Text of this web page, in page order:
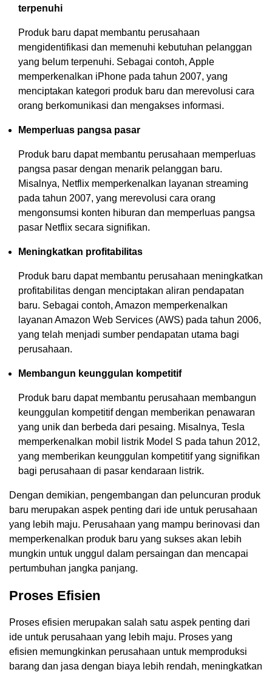
terpenuhi
Produk baru dapat membantu perusahaan
mengidentifikasi dan memenuhi kebutuhan pelanggan
yang belum terpenuhi. Sebagai contoh, Apple
memperkenalkan iPhone pada tahun 2007, yang
menciptakan kategori produk baru dan merevolusi cara
orang berkomunikasi dan mengakses informasi.
Memperluas pangsa pasar
Produk baru dapat membantu perusahaan memperluas
pangsa pasar dengan menarik pelanggan baru.
Misalnya, Netflix memperkenalkan layanan streaming
pada tahun 2007, yang merevolusi cara orang
mengonsumsi konten hiburan dan memperluas pangsa
pasar Netflix secara signifikan.
Meningkatkan profitabilitas
Produk baru dapat membantu perusahaan meningkatkan
profitabilitas dengan menciptakan aliran pendapatan
baru. Sebagai contoh, Amazon memperkenalkan
layanan Amazon Web Services (AWS) pada tahun 2006,
yang telah menjadi sumber pendapatan utama bagi
perusahaan.
Membangun keunggulan kompetitif
Produk baru dapat membantu perusahaan membangun
keunggulan kompetitif dengan memberikan penawaran
yang unik dan berbeda dari pesaing. Misalnya, Tesla
memperkenalkan mobil listrik Model S pada tahun 2012,
yang memberikan keunggulan kompetitif yang signifikan
bagi perusahaan di pasar kendaraan listrik.
Dengan demikian, pengembangan dan peluncuran produk
baru merupakan aspek penting dari ide untuk perusahaan
yang lebih maju. Perusahaan yang mampu berinovasi dan
memperkenalkan produk baru yang sukses akan lebih
mungkin untuk unggul dalam persaingan dan mencapai
pertumbuhan jangka panjang.
Proses Efisien
Proses efisien merupakan salah satu aspek penting dari
ide untuk perusahaan yang lebih maju. Proses yang
efisien memungkinkan perusahaan untuk memproduksi
barang dan jasa dengan biaya lebih rendah, meningkatkan